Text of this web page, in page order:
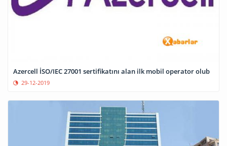
Azercell İSO/IEC 27001 sertifikatını alan ilk mobil operator olub
29-12-2019